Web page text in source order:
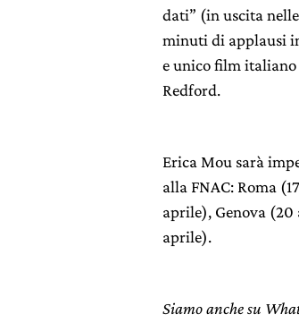
dati” (in uscita
minuti di applausi
e unico film italiano
Redford.
Erica Mou sarà
alla FNAC: Roma
aprile), Genova (20
aprile).
Siamo anche su